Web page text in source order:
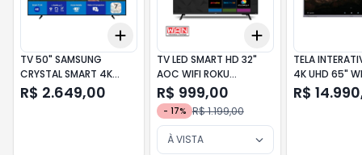
+5 +
Add
TV 50" SAMSUNG
CRYSTAL SMART 4K
COMANDO VOZ
UN50U8600FGXZD
R$ 2.649,00
Add
TV LED SMART HD 32"
AOC WIFI ROKU
32S5135/78G
R$ 999,00
- 17% R$ 1.199,00
À VISTA
TELA
4K UHD 65"
D5B65RB/C
R$